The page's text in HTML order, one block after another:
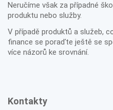
Neručíme však za případné
produktu nebo služby.
V případě produktů a služeb,
finance se poraďte ještě se
více názorů ke srovnání.
Kontakty